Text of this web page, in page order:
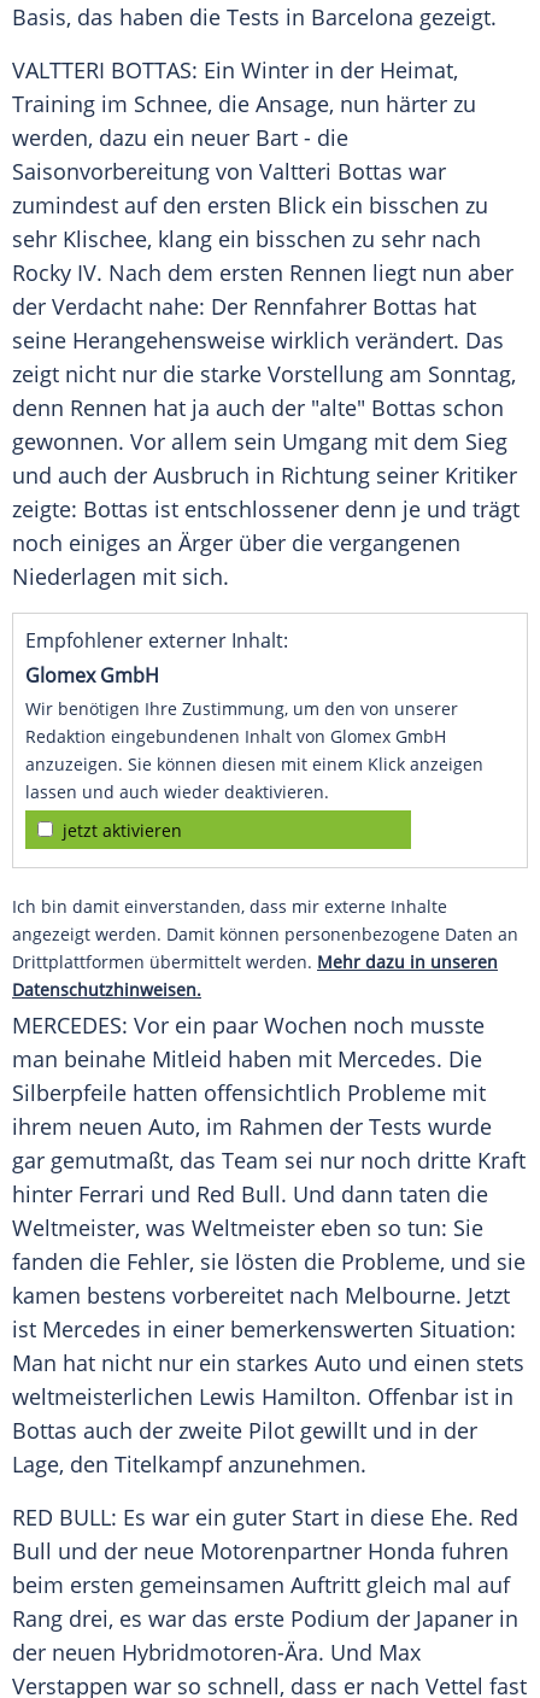
Basis, das haben die Tests in Barcelona gezeigt.
VALTTERI BOTTAS: Ein Winter in der Heimat,
Training im Schnee, die Ansage, nun härter zu
werden, dazu ein neuer Bart - die
Saisonvorbereitung von Valtteri Bottas war
zumindest auf den ersten Blick ein bisschen zu
sehr Klischee, klang ein bisschen zu sehr nach
Rocky IV. Nach dem ersten Rennen liegt nun aber
der Verdacht nahe: Der Rennfahrer Bottas hat
seine Herangehensweise wirklich verändert. Das
zeigt nicht nur die starke Vorstellung am Sonntag,
denn Rennen hat ja auch der "alte" Bottas schon
gewonnen. Vor allem sein Umgang mit dem Sieg
und auch der Ausbruch in Richtung seiner Kritiker
zeigte: Bottas ist entschlossener denn je und trägt
noch einiges an Ärger über die vergangenen
Niederlagen mit sich.
Empfohlener externer Inhalt:
Glomex GmbH
Wir benötigen Ihre Zustimmung, um den von unserer
Redaktion eingebundenen Inhalt von Glomex GmbH
anzuzeigen. Sie können diesen mit einem Klick anzeigen
lassen und auch wieder deaktivieren.
jetzt aktivieren
Ich bin damit einverstanden, dass mir externe Inhalte
angezeigt werden. Damit können personenbezogene Daten an
Drittplattformen übermittelt werden. Mehr dazu in unseren
Datenschutzhinweisen.
MERCEDES: Vor ein paar Wochen noch musste
man beinahe Mitleid haben mit Mercedes. Die
Silberpfeile hatten offensichtlich Probleme mit
ihrem neuen Auto, im Rahmen der Tests wurde
gar gemutmaßt, das Team sei nur noch dritte Kraft
hinter Ferrari und Red Bull. Und dann taten die
Weltmeister, was Weltmeister eben so tun: Sie
fanden die Fehler, sie lösten die Probleme, und sie
kamen bestens vorbereitet nach Melbourne. Jetzt
ist Mercedes in einer bemerkenswerten Situation:
Man hat nicht nur ein starkes Auto und einen stets
weltmeisterlichen Lewis Hamilton. Offenbar ist in
Bottas auch der zweite Pilot gewillt und in der
Lage, den Titelkampf anzunehmen.
RED BULL: Es war ein guter Start in diese Ehe. Red
Bull und der neue Motorenpartner Honda fuhren
beim ersten gemeinsamen Auftritt gleich mal auf
Rang drei, es war das erste Podium der Japaner in
der neuen Hybridmotoren-Ära. Und Max
Verstappen war so schnell, dass er nach Vettel fast